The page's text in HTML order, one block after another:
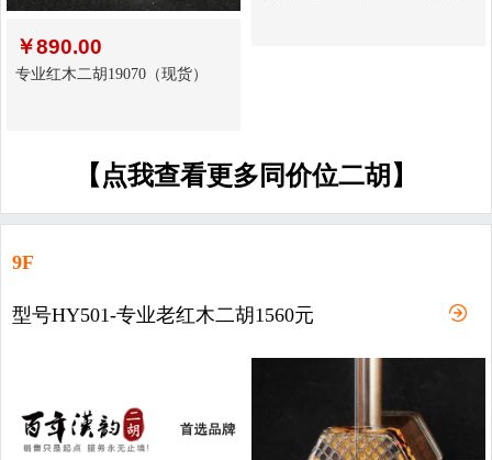
￥890.00
专业红木二胡19070（现货）
【点我查看更多同价位二胡】
9F
型号HY501-专业老红木二胡1560元